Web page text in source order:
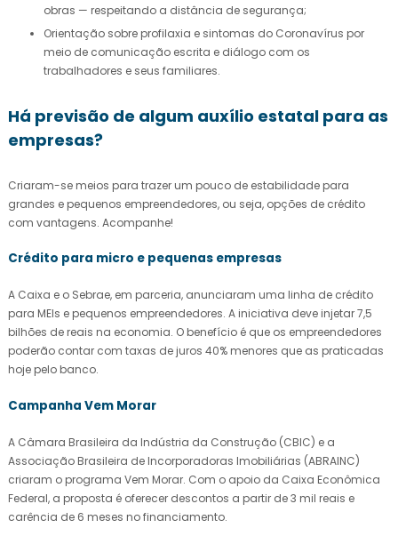
obras — respeitando a distância de segurança;
orientação sobre profilaxia e sintomas do Coronavírus por
meio de comunicação escrita e diálogo com os
trabalhadores e seus familiares.
Há previsão de algum auxílio estatal para as
empresas?
Criaram-se meios para trazer um pouco de estabilidade para
grandes e pequenos empreendedores, ou seja, opções de crédito
com vantagens. Acompanhe!
Crédito para micro e pequenas empresas
A Caixa e o Sebrae, em parceria, anunciaram uma linha de crédito
para MEIs e pequenos empreendedores. A iniciativa deve injetar 7,5
bilhões de reais na economia. O benefício é que os empreendedores
poderão contar com taxas de juros 40% menores que as praticadas
hoje pelo banco.
Campanha Vem Morar
A Câmara Brasileira da Indústria da Construção (CBIC) e a
Associação Brasileira de Incorporadoras Imobiliárias (ABRAINC)
criaram o programa Vem Morar. Com o apoio da Caixa Econômica
Federal, a proposta é oferecer descontos a partir de 3 mil reais e
carência de 6 meses no financiamento.